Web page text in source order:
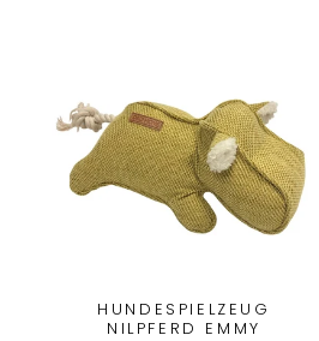
HUNDESPIELZEUG
NILPFERD EMMY